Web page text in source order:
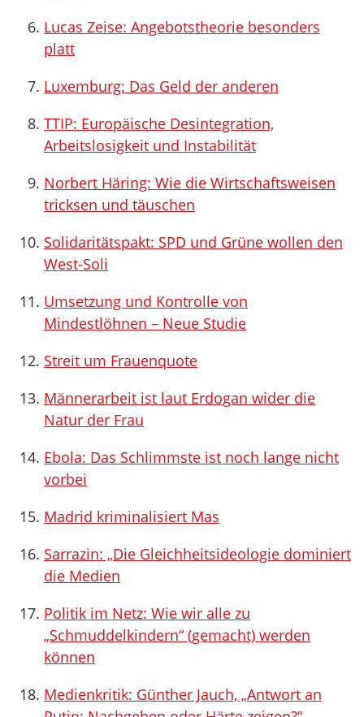
Lucas Zeise: Angebotstheorie besonders
platt
Luxemburg: Das Geld der anderen
TTIP: Europäische Desintegration,
Arbeitslosigkeit und Instabilität
Norbert Häring: Wie die Wirtschaftsweisen
tricksen und täuschen
Solidaritätspakt: SPD und Grüne wollen den
West-Soli
Umsetzung und Kontrolle von
Mindestlöhnen – Neue Studie
Streit um Frauenquote
Männerarbeit ist laut Erdogan wider die
Natur der Frau
Ebola: Das Schlimmste ist noch lange nicht
vorbei
Madrid kriminalisiert Mas
Sarrazin: „Die Gleichheitsideologie dominiert
die Medien
Politik im Netz: Wie wir alle zu
„Schmuddelkindern“ (gemacht) werden
können
Medienkritik: Günther Jauch, „Antwort an